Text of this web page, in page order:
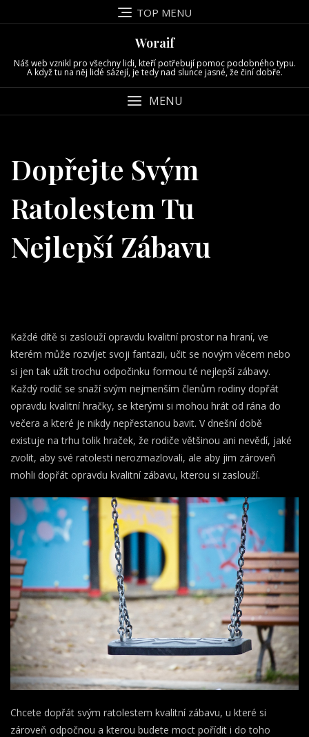
to
TOP MENU
Woraif
Náš web vznikl pro všechny lidi, kteří potřebují pomoc podobného typu.
A když tu na něj lidé sázejí, je tedy nad slunce jasné, že činí dobře.
MENU
Dopřejte Svým
Ratolestem Tu
Nejlepší Zábavu
Každé dítě si zaslouží opravdu kvalitní prostor na hraní, ve
kterém může rozvíjet svoji fantazii, učit se novým věcem nebo
si jen tak užít trochu odpočinku formou té nejlepší zábavy.
Každý rodič se snaží svým nejmenším členům rodiny dopřát
opravdu kvalitní hračky, se kterými si mohou hrát od rána do
večera a které je nikdy nepřestanou bavit. V dnešní době
existuje na trhu tolik hraček, že rodiče většinou ani nevědí, jaké
zvolit, aby své ratolesti nerozmazlovali, ale aby jim zároveň
mohli dopřát opravdu kvalitní zábavu, kterou si zaslouží.
Chcete dopřát svým ratolestem kvalitní zábavu, u které si
zároveň odpočnou a kterou budete moct pořídit i do toho